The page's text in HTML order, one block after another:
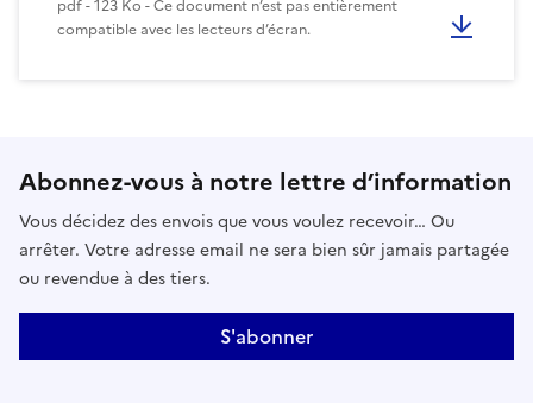
pdf - 123 Ko - Ce document n’est pas entièrement
compatible avec les lecteurs d’écran.
Abonnez-vous à notre lettre d’information
Vous décidez des envois que vous voulez recevoir… Ou
arrêter. Votre adresse email ne sera bien sûr jamais partagée
ou revendue à des tiers.
S'abonner